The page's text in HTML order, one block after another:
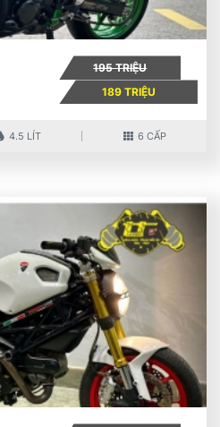
195 TRIỆU
189 TRIỆU
4.5 LÍT 6 CẤP